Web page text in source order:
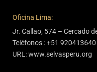
Oficina Lima:
Jr. Callao, 574 – Cercado
Teléfonos : +51 920413640
URL: www.selvasperu.org